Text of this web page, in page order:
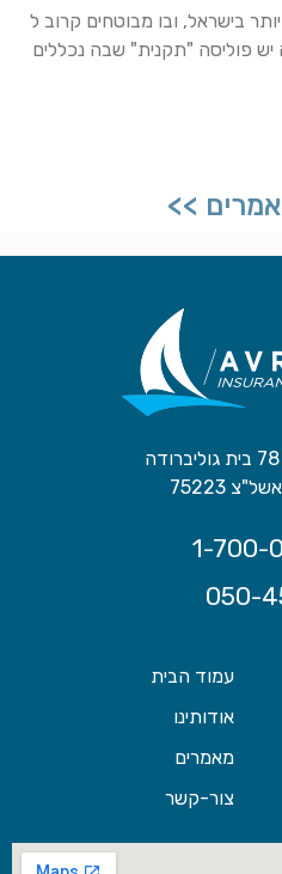
בישראל, ובו מבוטחים קרוב ל
יש פוליסה "תקנית" שבה נכללים
>>
1-700-
050-
עמוד הבית
אודותינו
מאמרים
צור-קשר